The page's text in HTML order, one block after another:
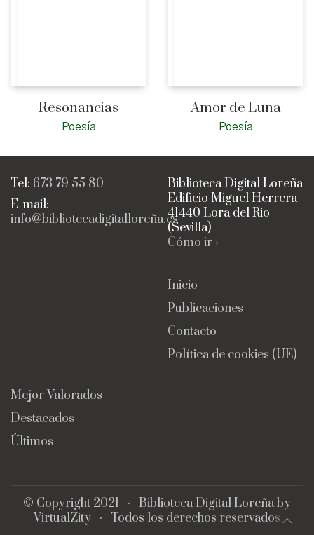
Resonancias
Poesía
Amor de Luna
Poesía
Tel: 673 79 55 80
E-mail:
info@bibliotecadigitalloreña.es
Biblioteca Digital Loreña
Edificio Miguel Herrera
41440 Lora del Rio
(Sevilla)
Cómo ir ›
Inicio
Publicaciones
Contacto
Política de cookies (UE)
Mejor Valorados
Destacados
Últimos
© Copyright 2021 · Biblioteca Digital Loreñaby
VirtualZity · Todos los derechos reservados